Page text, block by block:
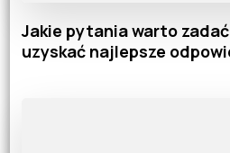
Jakie pytania warto
uzyskać najlepsze